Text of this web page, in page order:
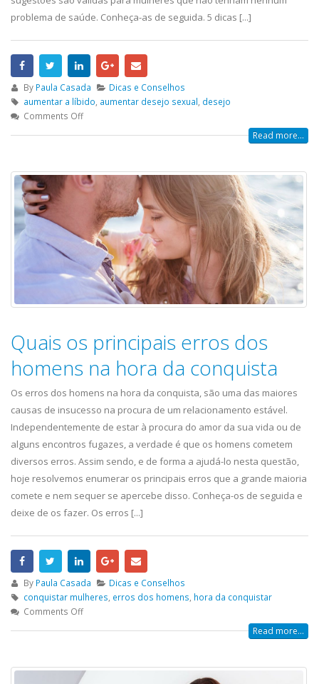
problema de saúde. Conheça-as de seguida. 5 dicas [...]
By Paula Casada
Dicas e Conselhos
aumentar a líbido aumentar desejo sexual desejo
Comments Off
Read more...
Quais os principais erros dos
homens na hora da conquista
Os erros dos homens na hora da conquista, são uma das maiores
causas de insucesso na procura de um relacionamento estável.
Independentemente de estar à procura do amor da sua vida ou de
alguns encontros fugazes, a verdade é que os homens cometem
diversos erros. Assim sendo, e de forma a ajudá-lo nesta questão,
hoje resolvemos enumerar os principais erros que a grande maioria
comete e nem sequer se apercebe disso. Conheça-os de seguida e
deixe de os fazer. Os erros [...]
By Paula Casada
Dicas e Conselhos
conquistar mulheres erros dos homens hora da conquistar
Comments Off
Read more...